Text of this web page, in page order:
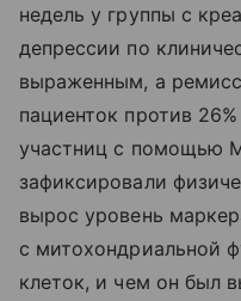
недель у группы с
депрессии по
выраженным, а
пациенток против
участниц с помощью
зафиксировали
вырос уровень
с митохондриальной
клеток, и чем он был